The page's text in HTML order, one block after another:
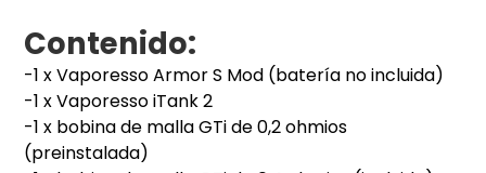
Contenido:
-1 x Vaporesso Armor S Mod (batería no incluida)
-1 x Vaporesso iTank 2
-1 x bobina de malla GTi de 0,2 ohmios
(preinstalada)